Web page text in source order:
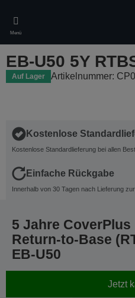
main
content
Menü
EB-U50 5Y
Auf Lager Artikelnummer:
Kostenlose
Kostenlose Standardlieferung bei allen
Einfache Rückgabe
Innerhalb von 30 Tagen nach Lieferung
5 Jahre
Return-to-Base
EB-U50
Jetzt